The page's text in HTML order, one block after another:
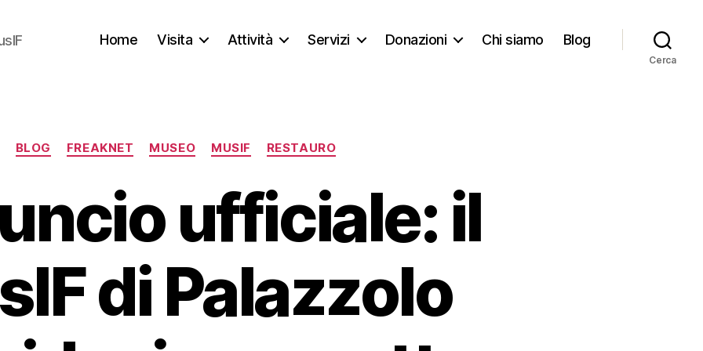
Home Visita Attività Servizi Donazioni Chi siamo Blog
Cerca
Categorie
BLOG FREAKNET MUSEO MUSIF RESTAURO
ufficiale: il
di Palazzolo